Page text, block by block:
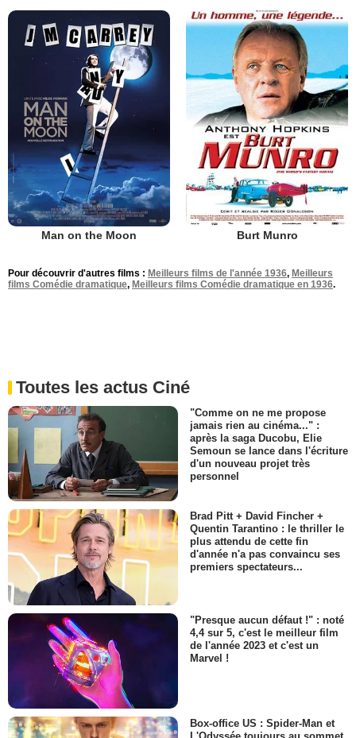
Man on the Moon Burt Munro
Pour découvrir d'autres films : Meilleurs films de l'année 1936, Meilleurs
films Comédie dramatique, Meilleurs films Comédie dramatique en 1936.
Toutes les actus Ciné
"Comme on ne me propose
jamais rien au cinéma..." :
après la saga Ducobu, Elie
Semoun se lance dans l'écriture
d'un nouveau projet très
personnel
Brad Pitt + David Fincher +
Quentin Tarantino : le thriller le
plus attendu de cette fin
d'année n'a pas convaincu ses
premiers spectateurs...
"Presque aucun défaut !" : noté
4,4 sur 5, c'est le meilleur film
de l'année 2023 et c'est un
Marvel !
Box-office US : Spider-Man et